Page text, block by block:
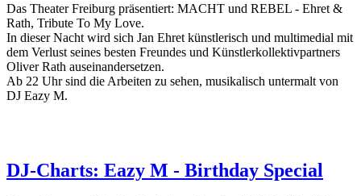
Das Theater Freiburg präsentiert: MACHT und REBEL - Ehret &
Rath, Tribute To My Love.
In dieser Nacht wird sich Jan Ehret künstlerisch und multimedial mit
dem Verlust seines besten Freundes und Künstlerkollektivpartners
Oliver Rath auseinandersetzen.
Ab 22 Uhr sind die Arbeiten zu sehen, musikalisch untermalt von
DJ Eazy M.
DJ-Charts: Eazy M - Birthday Special